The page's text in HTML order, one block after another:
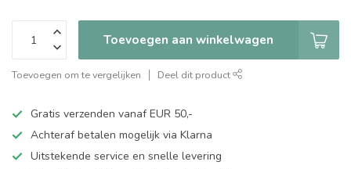
Toevoegen aan winkelwagen
Toevoegen om te vergelijken Deel dit product
Gratis verzenden vanaf EUR 50,-
Achteraf betalen mogelijk via Klarna
Uitstekende service en snelle levering